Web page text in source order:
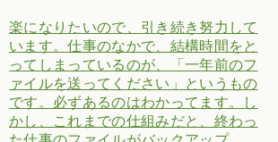
楽になりたいので、引き続き努力して
います。仕事のなかで、結構時間をと
ってしまっているのが、「一年前のフ
ァイルを送ってください」というもの
です。必ずあるのはわかってます。し
かし、これまでの仕組みだと、終わっ